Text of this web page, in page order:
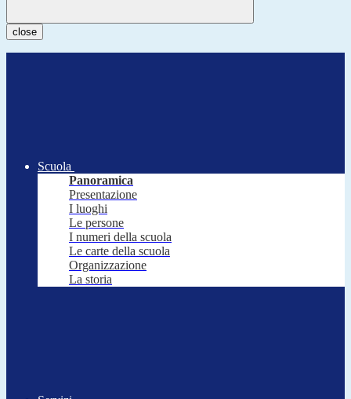
close
Scuola
Panoramica
Presentazione
I luoghi
Le persone
I numeri della scuola
Le carte della scuola
Organizzazione
La storia